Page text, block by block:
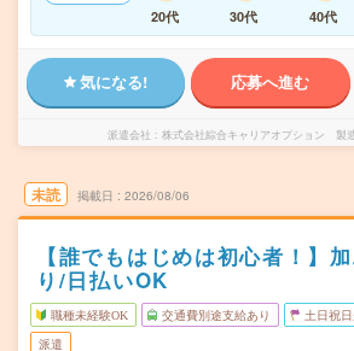
20代
30代 40代
気になる! 応募へ進む
派遣会社 株式会社綜合キャリアオプション 製
未読 掲載日 2026/08/06
【誰でもはじめは初心者！】
り/日払いOK
職種未経験OK 交通費別途支給あり 土日祝
派遣